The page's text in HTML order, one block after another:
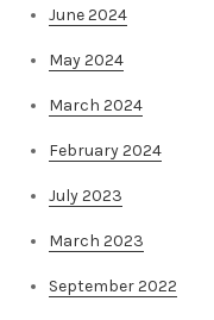
June 2024
May 2024
March 2024
February 2024
July 2023
March 2023
September 2022